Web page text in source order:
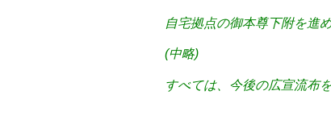
自宅拠点の御本尊下附を進
(中略)
すべては、今後の広宣流布